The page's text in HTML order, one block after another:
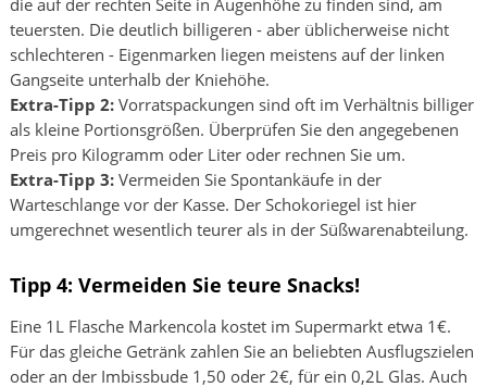
die auf der rechten Seite in Augenhöhe zu finden sind, am
teuersten. Die deutlich billigeren - aber üblicherweise nicht
schlechteren - Eigenmarken liegen meistens auf der linken
Gangseite unterhalb der Kniehöhe.
Extra-Tipp 2: Vorratspackungen sind oft im Verhältnis billiger
als kleine Portionsgrößen. Überprüfen Sie den angegebenen
Preis pro Kilogramm oder Liter oder rechnen Sie um.
Extra-Tipp 3: Vermeiden Sie Spontankäufe in der
Warteschlange vor der Kasse. Der Schokoriegel ist hier
umgerechnet wesentlich teurer als in der Süßwarenabteilung.
Tipp 4: Vermeiden Sie teure Snacks!
Eine 1L Flasche Markencola kostet im Supermarkt etwa 1€.
Für das gleiche Getränk zahlen Sie an beliebten Ausflugszielen
oder an der Imbissbude 1,50 oder 2€, für ein 0,2L Glas. Auch